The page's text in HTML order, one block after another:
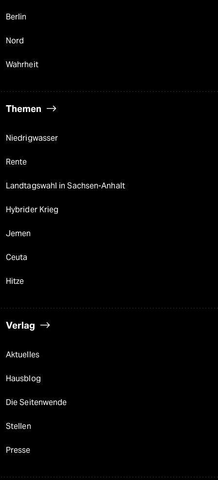
Berlin
Nord
Wahrheit
Themen
Niedrigwasser
Rente
Landtagswahl in Sachsen-Anhalt
Hybrider Krieg
Jemen
Ceuta
Hitze
Verlag
Aktuelles
Hausblog
Die Seitenwende
Stellen
Presse